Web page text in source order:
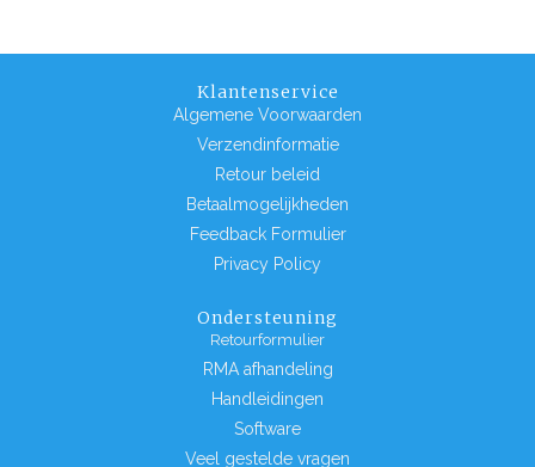
Klantenservice
Algemene Voorwaarden
Verzendinformatie
Retour beleid
Betaalmogelijkheden
Feedback Formulier
Privacy Policy
Ondersteuning
Retourformulier
RMA afhandeling
Handleidingen
Software
Veel gestelde vragen